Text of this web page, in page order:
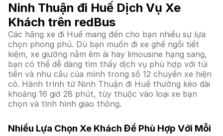
Ninh Thuận đi Huế Dịch Vụ Xe
Khách trên redBus
Các hãng xe đi Huế mang đến cho bạn nhiều sự lựa
chọn phong phú. Dù bạn muốn đi xe ghế ngồi tiết
kiệm, xe giường nằm êm ái hay limousine hạng sang,
bạn có thể dễ dàng tìm thấy dịch vụ phù hợp với túi
tiền và nhu cầu của mình trong số 12 chuyến xe hiện
có. Hành trình từ Ninh Thuận đi Huế thường kéo dài
khoảng 16 giờ 28 phút, tùy thuộc vào loại xe bạn
chọn và tình hình giao thông.
Nhiều Lựa Chọn Xe Khách Để Phù Hợp Với Mỗi